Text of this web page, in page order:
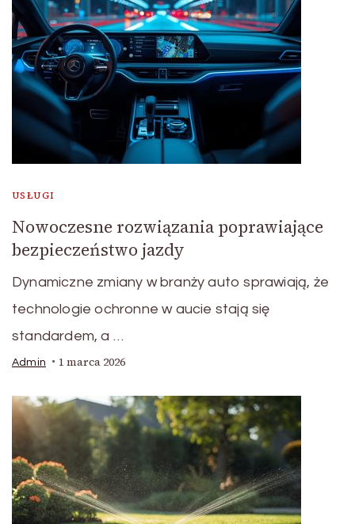
USŁUGI
Nowoczesne rozwiązania poprawiające
bezpieczeństwo jazdy
Dynamiczne zmiany w branży auto sprawiają, że
technologie ochronne w aucie stają się
standardem, a …
Admin 1 marca 2026